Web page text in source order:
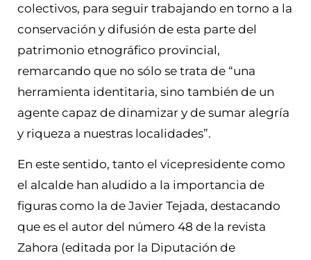
colectivos, para seguir trabajando en torno a la
conservación y difusión de esta parte del
patrimonio etnográfico provincial,
remarcando que no sólo se trata de “una
herramienta identitaria, sino también de un
agente capaz de dinamizar y de sumar alegría
y riqueza a nuestras localidades”.
En este sentido, tanto el vicepresidente como
el alcalde han aludido a la importancia de
figuras como la de Javier Tejada, destacando
que es el autor del número 48 de la revista
Zahora (editada por la Diputación de